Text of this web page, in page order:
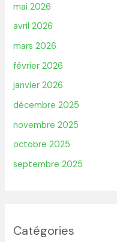
mai 2026
avril 2026
mars 2026
février 2026
janvier 2026
décembre 2025
novembre 2025
octobre 2025
septembre 2025
Catégories